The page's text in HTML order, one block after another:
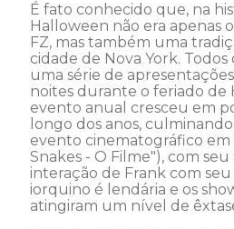
É fato conhecido que, na
Halloween não era apenas
FZ, mas também uma
cidade de Nova York. Todos
uma série de
noites durante o feriado de
evento anual cresceu em
longo dos anos,
evento cinematográfico em
Snakes - O Filme"), com
interação de Frank com
iorquino é lendária e os
atingiram um nível de